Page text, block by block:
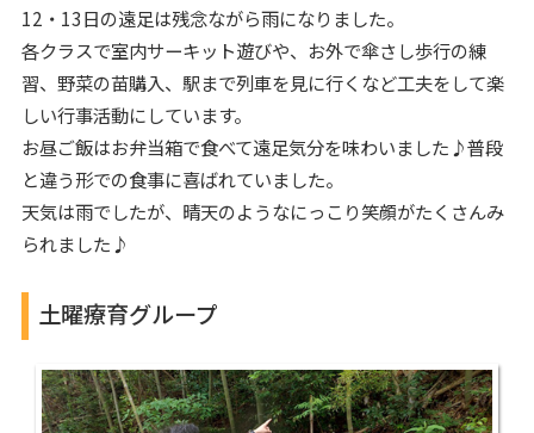
12・13日の遠足は残念ながら雨になりました。
各クラスで室内サーキット遊びや、お外で傘さし歩行の練
習、野菜の苗購入、駅まで列車を見に行くなど工夫をして楽
しい行事活動にしています。
お昼ご飯はお弁当箱で食べて遠足気分を味わいました♪普段
と違う形での食事に喜ばれていました。
天気は雨でしたが、晴天のようなにっこり笑顔がたくさんみ
られました♪
土曜療育グループ